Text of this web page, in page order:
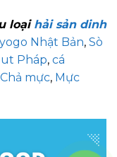
loại hải sản dinh
Nhật Bản, Sò
Pháp, cá
Chả mực, Mực